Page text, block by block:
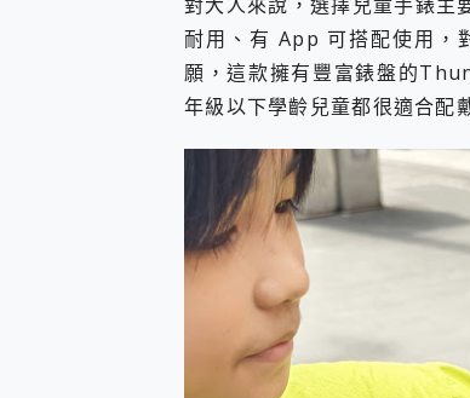
耐用、有 App 可搭配使用，
願，這款擁有豐富錶盤的
年級以下學齡兒童都很適合配